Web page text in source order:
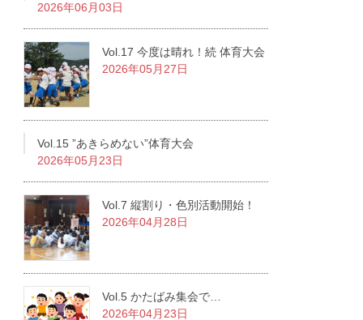
2026年06月03日
Vol.17 今度は晴れ！続 体育大会
2026年05月27日
Vol.15 ”あきらめない”体育大会
2026年05月23日
Vol.7 縦割り・色別活動開始！
2026年04月28日
Vol.5 かたばみ集会で…
2026年04月23日